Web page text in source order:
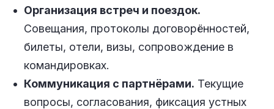
Организация встреч и поездок.
Совещания, протоколы договорённостей,
билеты, отели, визы, сопровождение в
командировках.
Коммуникация с партнёрами. Текущие
вопросы, согласования, фиксация устных